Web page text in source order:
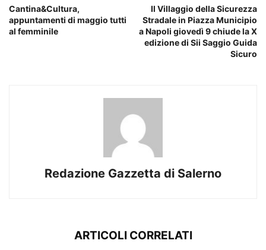
Cantina&Cultura,
appuntamenti di maggio tutti
al femminile
Il Villaggio della Sicurezza
Stradale in Piazza Municipio
a Napoli giovedì 9 chiude la X
edizione di Sii Saggio Guida
Sicuro
Redazione Gazzetta di Salerno
ARTICOLI CORRELATI